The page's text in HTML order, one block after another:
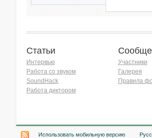
Статьи
Интервью
Работа со звуком
SoundHack
Работа диктором
Участники
Галерея
Правила
Использовать мобильную версию